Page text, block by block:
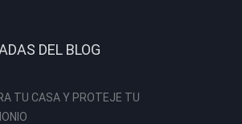
DEL BLOG
TU CASA Y PROTEJE TU